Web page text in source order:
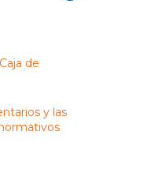
de
y las